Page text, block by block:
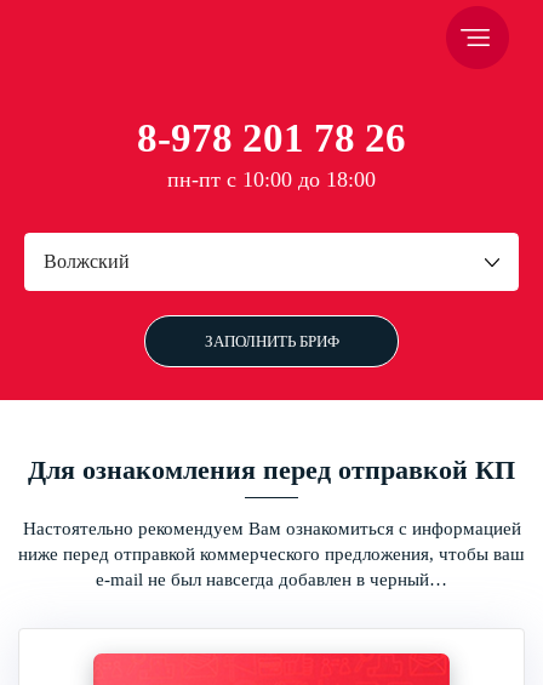
8-978 201 78 26
пн-пт с 10:00 до 18:00
Волжский
ЗАПОЛНИТЬ БРИФ
Для ознакомления перед отправкой КП
Настоятельно рекомендуем Вам ознакомиться с информацией
ниже перед отправкой коммерческого предложения, чтобы ваш
e-mail не был навсегда добавлен в черный…